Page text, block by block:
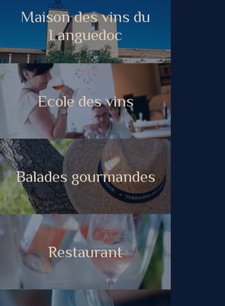
Maison des vins du
Languedoc
Ecole des vins
Balades gourmandes
Restaurant